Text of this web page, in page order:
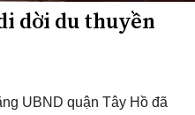
dời du thuyền
UBND quận Tây Hồ đã